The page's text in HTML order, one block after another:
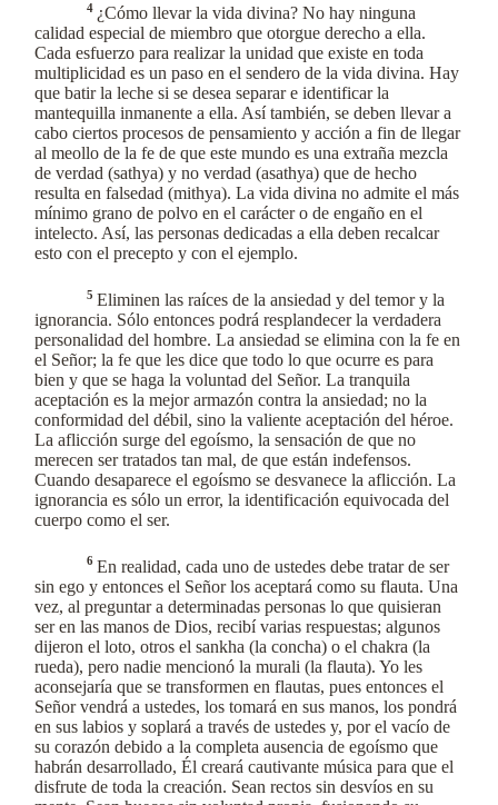
4 ¿Cómo llevar la vida divina? No hay ninguna
calidad especial de miembro que otorgue derecho a ella.
Cada esfuerzo para realizar la unidad que existe en toda
multiplicidad es un paso en el sendero de la vida divina. Hay
que batir la leche si se desea separar e identificar la
mantequilla inmanente a ella. Así también, se deben llevar a
cabo ciertos procesos de pensamiento y acción a fin de llegar
al meollo de la fe de que este mundo es una extraña mezcla
de verdad (sathya) y no verdad (asathya) que de hecho
resulta en falsedad (mithya). La vida divina no admite el más
mínimo grano de polvo en el carácter o de engaño en el
intelecto. Así, las personas dedicadas a ella deben recalcar
esto con el precepto y con el ejemplo.
5Eliminen las raíces de la ansiedad y del temor y la
ignorancia. Sólo entonces podrá resplandecer la verdadera
personalidad del hombre. La ansiedad se elimina con la fe en
el Señor; la fe que les dice que todo lo que ocurre es para
bien y que se haga la voluntad del Señor. La tranquila
aceptación es la mejor armazón contra la ansiedad; no la
conformidad del débil, sino la valiente aceptación del héroe.
La aflicción surge del egoísmo, la sensación de que no
merecen ser tratados tan mal, de que están indefensos.
Cuando desaparece el egoísmo se desvanece la aflicción. La
ignorancia es sólo un error, la identificación equivocada del
cuerpo como el ser.
6En realidad, cada uno de ustedes debe tratar de ser
sin ego y entonces el Señor los aceptará como su flauta. Una
vez, al preguntar a determinadas personas lo que quisieran
ser en las manos de Dios, recibí varias respuestas; algunos
dijeron el loto, otros el sankha (la concha) o el chakra (la
rueda), pero nadie mencionó la murali (la flauta). Yo les
aconsejaría que se transformen en flautas, pues entonces el
Señor vendrá a ustedes, los tomará en sus manos, los pondrá
en sus labios y soplará a través de ustedes y, por el vacío de
su corazón debido a la completa ausencia de egoísmo que
habrán desarrollado, Él creará cautivante música para que el
disfrute de toda la creación. Sean rectos sin desvíos en su